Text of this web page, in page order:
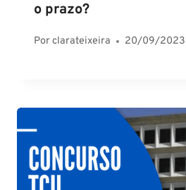
o prazo?
Porclarateixeira 20/09/2023